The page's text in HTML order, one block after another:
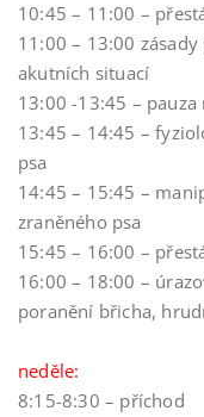
10:45 – 11:00 –
11:00 – 13:00
akutních situací
13:00 -13:45 – pauza
13:45 – 14:45 –
psa
14:45 – 15:45 –
zraněného psa
15:45 – 16:00 –
16:00 – 18:00 –
poranění břicha,
neděle:
8:15-8:30 – příchod